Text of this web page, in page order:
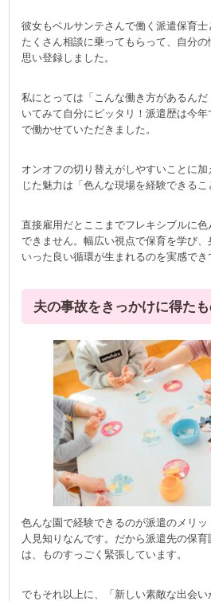
彼女もベルサンテさんで働く派遣保育士
たくさん相談に乗ってもらって、自分
思い登録しました。
私にとっては「こんな働き方があるん
いてみて自分にピッタリ！派遣歴は今
で働かせていただきました。
オンオフの切り替えがしやすいことに
じた魅力は「色んな現場を経験できるこ
直接雇用だとここまでフレキシブルに
できません。幅広い視点で保育を学び
いった良い循環が生まれるのを実感でき
夫の事故をきっかけに得た
色んな園で経験できるのが派遣のメリッ
人見知りなんです。だから派遣先の保
は、ものすっごく緊張しています。
でもそれ以上に、「新しい素敵な出会